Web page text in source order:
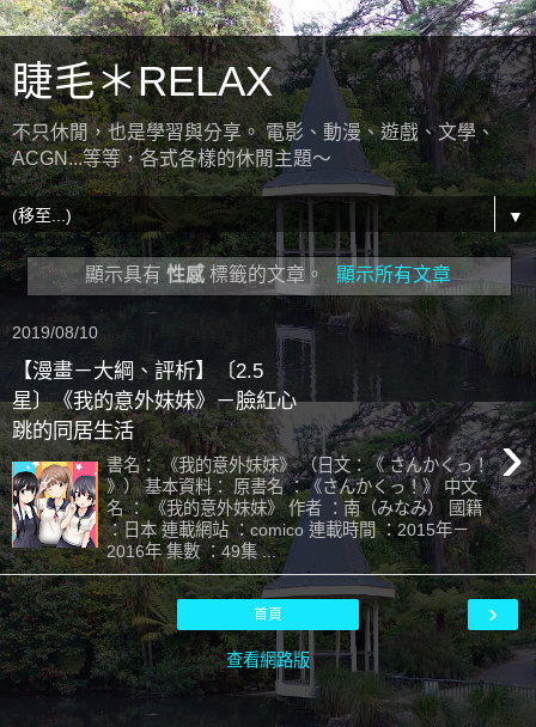
睫毛＊RELAX
不只休閒，也是學習與分享。 電影、動漫、遊戲、文學、
ACGN...等等，各式各樣的休閒主題～
▼
顯示具有 性感標籤的文章。 顯示所有文章
2019/08/10
【漫畫－大綱、評析】〔2.5
星〕《我的意外妹妹》－臉紅心
跳的同居生活
›
書名： 《我的意外妹妹》 （日文：《 さんかくっ！
》） 基本資料： 原書名 ：《さんかくっ！》 中文
名 ： 《我的意外妹妹》 作者 ：南（みなみ） 國籍
：日本 連載網站 ：comico 連載時間 ：2015年－
2016年 集數 ：49集 ...
›
首頁
查看網路版